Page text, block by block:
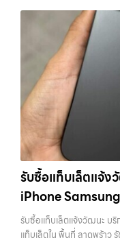
บางรัก, แจ้งวัฒนะ, บางแค,
เกษตรนวมินทร์, เสนานิคม
ซื้อแมคบุค, รับซื้อโน๊ตบุ๊ค, รั
ไอที กรุงเทพฯ – เราพร้อมใ
แบบครบวงจรสำหรับลูกค้า
โฟน…
ทรัพย์สินที่มีมูลค่า คุณอาจต้
มอบบริการประเมินสภาพเ
เน้น โปร่งใส มั่นใจได้ และจ่
ครอบคลุมทั้ง iPhone สาย
ทุกแบรนด์ เรารับถึงแม้จะอ
เพราะมูลค่าของเครื่องไม่
ชุด และความสะดวกในการ
ลาดพร้าว, รัชดา, บางรัก, แ
บางพลี, เกษตรนวมินทร์, เ
ว่า “รับซื้อมือถือใกล้ฉัน”, “
ราคา”, “รับซื้อแท็บเล็ต กรุ
ราคาสูง” — ที่นี่คือคำตอบ เพ
ความสะดวกสบายที่เหนือกว่
พร้อมทีมงานที่พร้อมอำนวย
อาชีพ และจ่ายเงินทันที ทั้ง
ง่ายขึ้น ดีกว่า รวดเร็วกว่า แ
การให้บริการ รับซื้อมือถือ
วัชรพล รามอินทรา รับซื้อไ
ซื้อมือถือ iPhone,
จ่ายเงินทันที รับซื้อไอโฟน
iPhone, Samsung, ไอแพ
ทันที รับซื้อ iPad… รับซื้อไ
ทุกสภาพ — ขอขายง่าย ได้
ไอโฟน, รับซื้อไอแพด, รับ
เว็บไซต์ที่คุณไว้วางใจได้ ส
iPad, แท็บเล็ต ทุกยี่ห้อ ให้
ลาดพร้าว, รัชดา, บางรัก, แ
กรุงเทพฯ ใกล้ “ใกล้ ฉัน”
ใหม่ๆ เปลี่ยนรุ่นกันแทบทุก
ที่ไม่ได้ใช้งานอยู่เฉยๆ เว็บไ
สามารถเปลี่ยนอุปกรณ์ที่ไม่ใ
แท็บเล็ต, รับซื้อสินค้าไอทีกรุ
โซนเมืองหรือเขตชานเมือง
รับซื้อแท็บเล็ตแจ้ง
iPhone
ลาดพร้าว รัชดา บ
รามอินทรา พร้อม
รับซื้อแท็บเล็ตแจ้งวัฒนะ บ
แท็บเล็ตใน พื้นที่ ลาดพร้าว